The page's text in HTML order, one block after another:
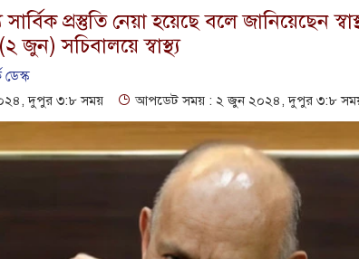
প্রস্তুতি নেয়া হয়েছে বলে জানিয়েছেন
জুন) সচিবালয়ে স্বাস্থ্য
ডেস্ক
দুপুর ৩:৮ সময় আপডেট সময় : ২ জুন ২০২৪, দুপুর ৩:৮